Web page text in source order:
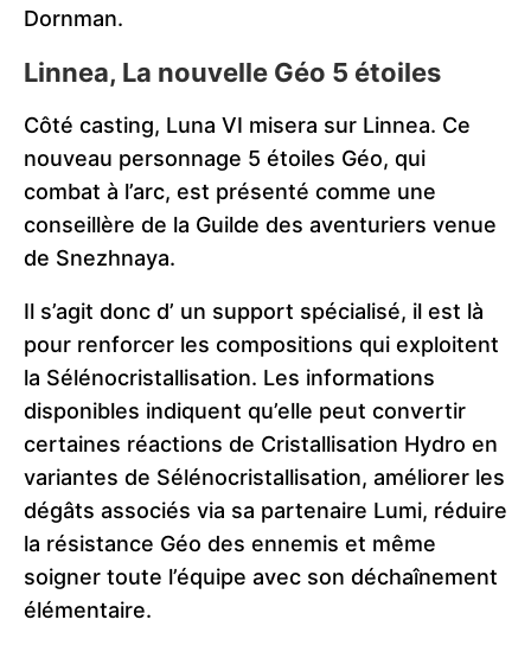
Dornman.
Linnea, La nouvelle Géo 5 étoiles
Côté casting, Luna VI misera sur Linnea. Ce
nouveau personnage 5 étoiles Géo, qui
combat à l’arc, est présenté comme une
conseillère de la Guilde des aventuriers venue
de Snezhnaya.
Il s’agit donc d’ un support spécialisé, il est là
pour renforcer les compositions qui exploitent
la Sélénocristallisation. Les informations
disponibles indiquent qu’elle peut convertir
certaines réactions de Cristallisation Hydro en
variantes de Sélénocristallisation, améliorer les
dégâts associés via sa partenaire Lumi, réduire
la résistance Géo des ennemis et même
soigner toute l’équipe avec son déchaînement
élémentaire.